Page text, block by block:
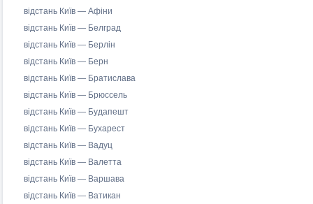
відстань Київ — Афіни
відстань Київ — Белград
відстань Київ — Берлін
відстань Київ — Берн
відстань Київ — Братислава
відстань Київ — Брюссель
відстань Київ — Будапешт
відстань Київ — Бухарест
відстань Київ — Вадуц
відстань Київ — Валетта
відстань Київ — Варшава
відстань Київ — Ватикан